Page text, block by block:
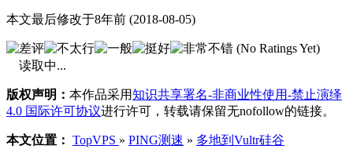
本文最后修改于8年前 (2018-08-05)
(No Ratings Yet)
读取中...
版权声明： 本作品采用知识共享署名-非商业性使用-禁止演绎
4.0 国际许可协议进行许可，转载请保留无nofollow的链接。
本文位置： TopVPS » PING测速 » 多地到Vultr硅谷